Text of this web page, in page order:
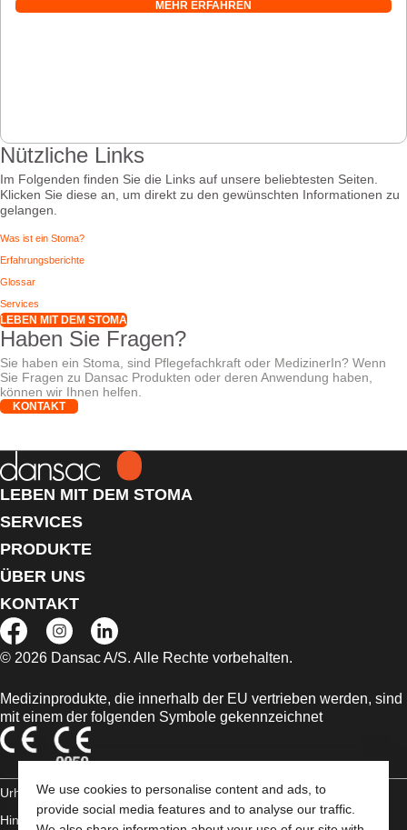
We use cookies to personalise content and ads, to
provide social media features and to analyse our traffic.
MEHR ERFAHREN
Nützliche Links
Im Folgenden finden Sie die Links auf unsere beliebtesten Seiten.
Klicken Sie diese an, um direkt zu den gewünschten Informationen zu
gelangen.
Was ist ein Stoma?
Erfahrungsberichte
Glossar
Services
LEBEN MIT DEM STOMA
Haben Sie Fragen?
Sie haben ein Stoma, sind Pflegefachkraft oder MedizinerIn? Wenn
Sie Fragen zu Dansac Produkten oder deren Anwendung haben,
können wir Ihnen helfen.
KONTAKT
LEBEN MIT DEM STOMA
SERVICES
PRODUKTE
ÜBER UNS
KONTAKT
© 2026 Dansac A/S. Alle Rechte vorbehalten.
Medizinprodukte, die innerhalb der EU vertrieben werden, sind
mit einem der folgenden Symbole gekennzeichnet
Urheberrechts-
Hinweis/Nutzungsbedingungen
Datenschutz-